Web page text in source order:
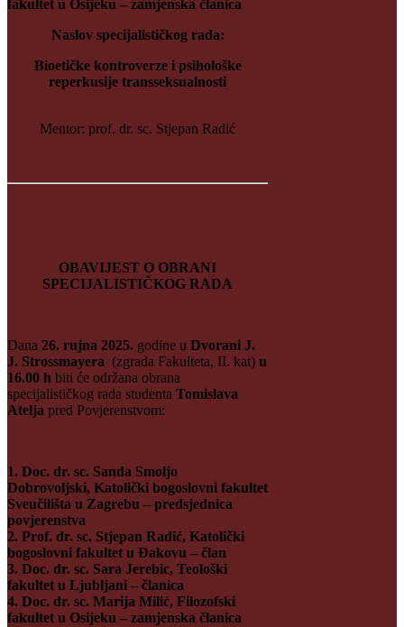
fakultet u Osijeku – zamjenska članica
Naslov specijalističkog rada:
Bioetičke kontroverze i psihološke
reperkusije transseksualnosti
Mentor: prof. dr. sc. Stjepan Radić
OBAVIJEST O OBRANI
SPECIJALISTIČKOG RADA
Dana 26. rujna 2025. godine u Dvorani J.
J. Strossmayera (zgrada Fakulteta, II. kat) u
16.00 h biti će održana obrana
specijalističkog rada studenta Tomislava
Atelja pred Povjerenstvom:
1. Doc. dr. sc. Sanda Smoljo
Dobrovoljski, Katolički bogoslovni fakultet
Sveučilišta u Zagrebu – predsjednica
povjerenstva
2. Prof. dr. sc. Stjepan Radić, Katolički
bogoslovni fakultet u Đakovu – član
3. Doc. dr. sc. Sara Jerebic, Teološki
fakultet u Ljubljani – članica
4. Doc. dr. sc. Marija Milić, Filozofski
fakultet u Osijeku – zamjenska članica